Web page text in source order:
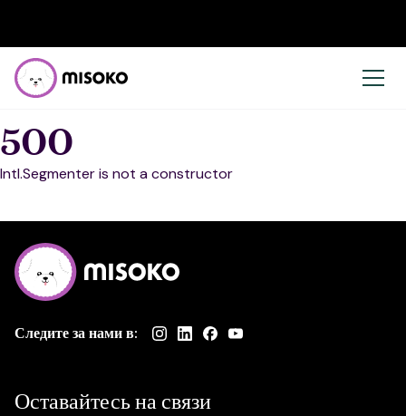
500
Intl.Segmenter is not a constructor
Следите за нами в:
Оставайтесь на связи